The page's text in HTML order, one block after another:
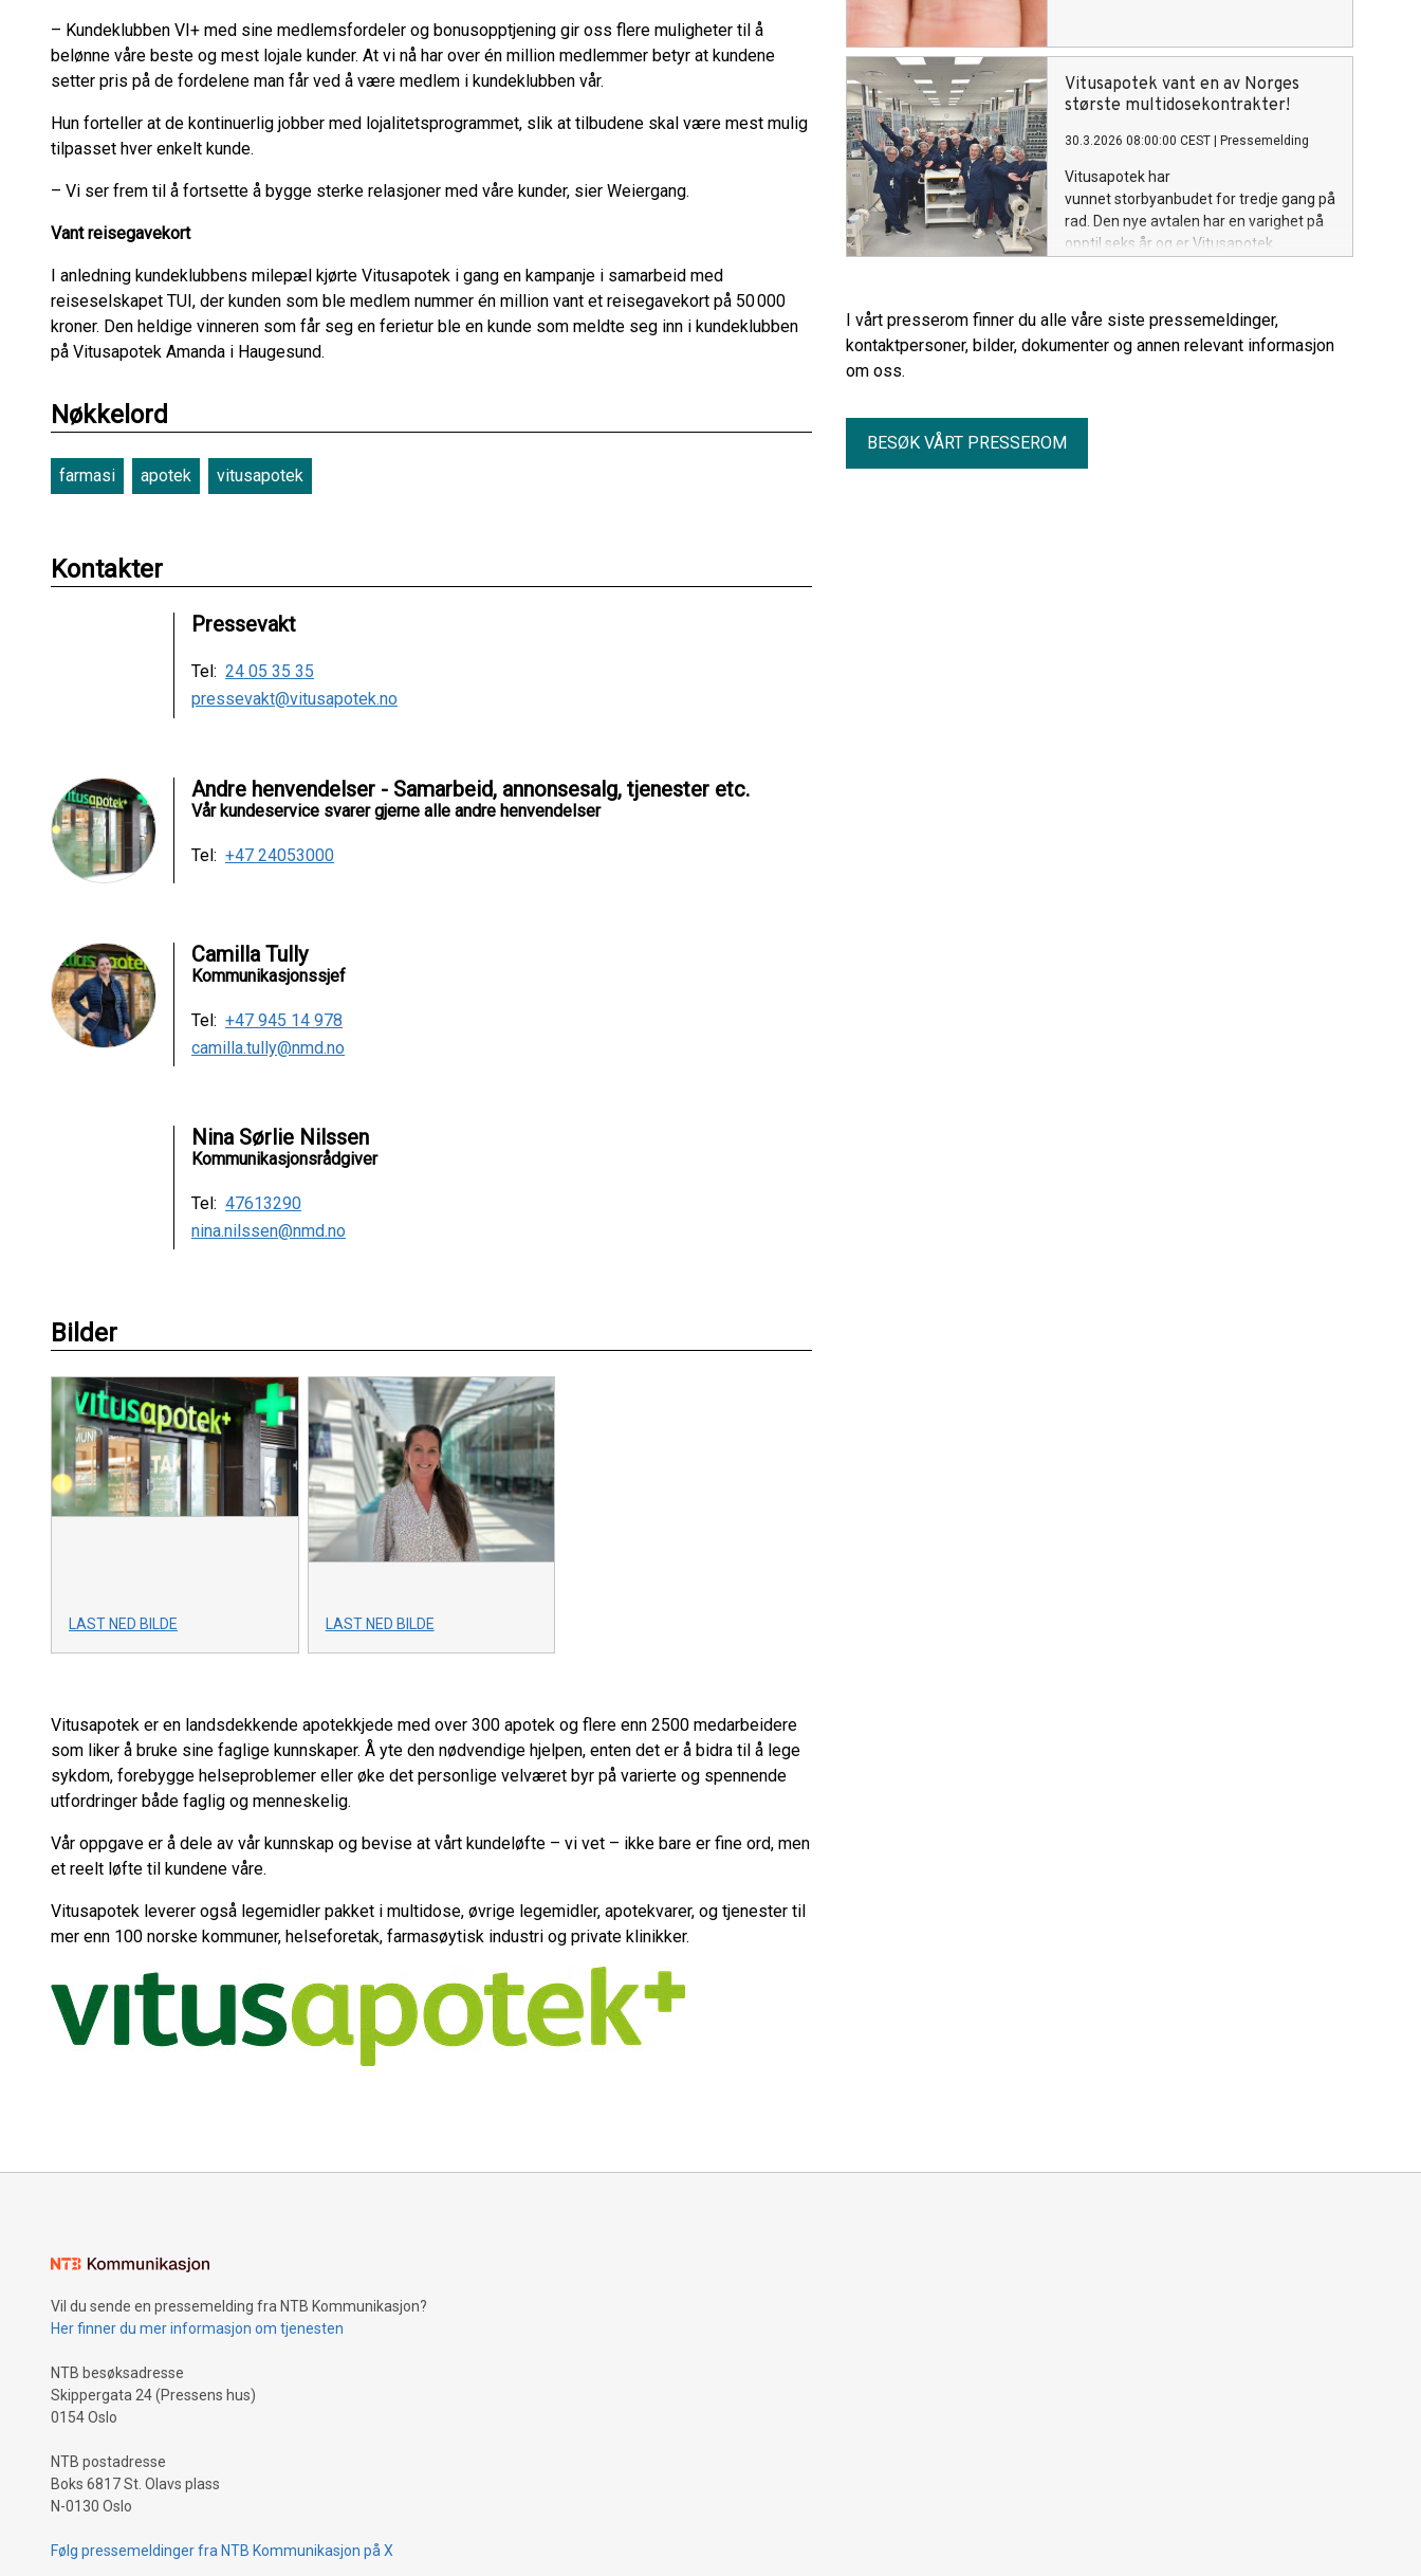
– Kundeklubben VI+ med sine medlemsfordeler og bonusopptjening gir oss flere muligheter til å
belønne våre beste og mest lojale kunder. At vi nå har over én million medlemmer betyr at kundene
setter pris på de fordelene man får ved å være medlem i kundeklubben vår.
Hun forteller at de kontinuerlig jobber med lojalitetsprogrammet, slik at tilbudene skal være mest mulig
tilpasset hver enkelt kunde.
– Vi ser frem til å fortsette å bygge sterke relasjoner med våre kunder, sier Weiergang.
Vant reisegavekort
I anledning kundeklubbens milepæl kjørte Vitusapotek i gang en kampanje i samarbeid med
reiseselskapet TUI, der kunden som ble medlem nummer én million vant et reisegavekort på 50 000
kroner. Den heldige vinneren som får seg en ferietur ble en kunde som meldte seg inn i kundeklubben
på Vitusapotek Amanda i Haugesund.
Nøkkelord
farmasi apotek vitusapotek
Kontakter
Pressevakt
Tel: 24 05 35 35
pressevakt@vitusapotek.no
Andre henvendelser - Samarbeid, annonsesalg, tjenester etc.
Vår kundeservice svarer gjerne alle andre henvendelser
Tel: +47 24053000
Camilla Tully
Kommunikasjonssjef
Tel: +47 945 14 978
camilla.tully@nmd.no
Nina Sørlie Nilssen
Kommunikasjonsrådgiver
Tel: 47613290
nina.nilssen@nmd.no
Bilder
LAST NED BILDE LAST NED BILDE
Vitusapotek er en landsdekkende apotekkjede med over 300 apotek og flere enn 2500 medarbeidere
som liker å bruke sine faglige kunnskaper. Å yte den nødvendige hjelpen, enten det er å bidra til å lege
sykdom, forebygge helseproblemer eller øke det personlige velværet byr på varierte og spennende
utfordringer både faglig og menneskelig.
Vår oppgave er å dele av vår kunnskap og bevise at vårt kundeløfte – vi vet – ikke bare er fine ord, men
et reelt løfte til kundene våre.
Vitusapotek leverer også legemidler pakket i multidose, øvrige legemidler, apotekvarer, og tjenester til
mer enn 100 norske kommuner, helseforetak, farmasøytisk industri og private klinikker.
Vitusapotek vant en av Norges
største multidosekontrakter!
30.3.2026 08:00:00 CEST Pressemelding
Vitusapotek har
vunnet storbyanbudet for tredje gang på
rad. Den nye avtalen har en varighet på
opptil seks år og er Vitusapotek
I vårt presserom finner du alle våre siste pressemeldinger,
kontaktpersoner, bilder, dokumenter og annen relevant informasjon
om oss.
BESØK VÅRT PRESSEROM
Vil du sende en pressemelding fra NTB Kommunikasjon?
Her finner du mer informasjon om tjenesten
NTB besøksadresse
Skippergata 24 (Pressens hus)
0154 Oslo
NTB postadresse
Boks 6817 St. Olavs plass
N-0130 Oslo
Følg pressemeldinger fra NTB Kommunikasjon på X